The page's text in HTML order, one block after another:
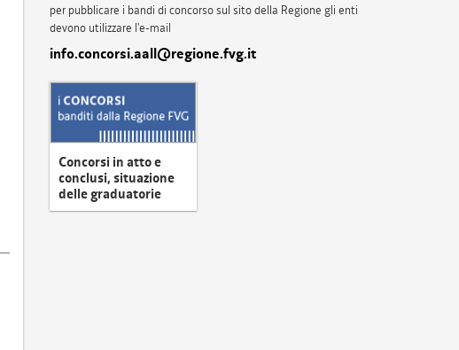
per pubblicare i bandi di concorso sul sito della Regione gli enti
devono utilizzare l'e-mail
info.concorsi.aall@regione.fvg.it
Concorsi in atto e
conclusi, situazione
delle graduatorie